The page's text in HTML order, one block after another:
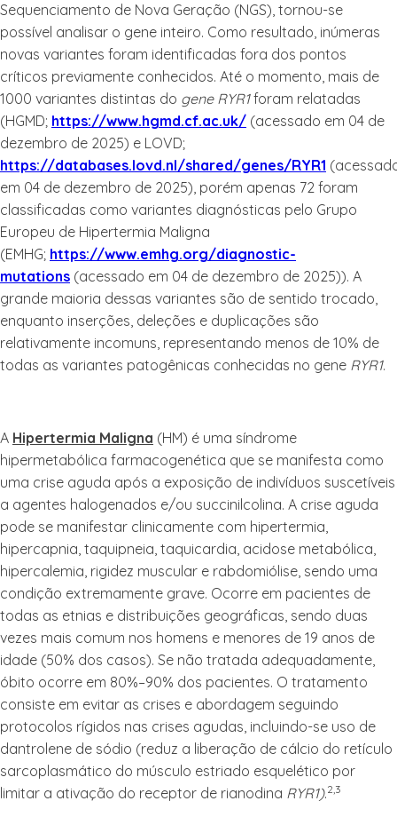
Sequenciamento de Nova Geração (NGS), tornou-se
possível analisar o gene inteiro. Como resultado, inúmeras
novas variantes foram identificadas fora dos pontos
críticos previamente conhecidos. Até o momento, mais de
1000 variantes distintas do gene RYR1foram relatadas
(HGMD; https://www.hgmd.cf.ac.uk/ (acessado em 04 de
dezembro de 2025) e LOVD;
https://databases.lovd.nl/shared/genes/RYR1
em 04 de dezembro de 2025), porém apenas 72 foram
classificadas como variantes diagnósticas pelo Grupo
Europeu de Hipertermia Maligna
(EMHG; https://www.emhg.org/diagnostic-
mutations (acessado em 04 de dezembro de 2025)). A
grande maioria dessas variantes são de sentido trocado,
enquanto inserções, deleções e duplicações são
relativamente incomuns, representando menos de 10% de
todas as variantes patogênicas conhecidas no gene RYR1.
A Hipertermia Maligna (HM) é uma síndrome
hipermetabólica farmacogenética que se manifesta como
uma crise aguda após a exposição de indivíduos suscetíveis
a agentes halogenados e/ou succinilcolina. A crise aguda
pode se manifestar clinicamente com hipertermia,
hipercapnia, taquipneia, taquicardia, acidose metabólica,
hipercalemia, rigidez muscular e rabdomiólise, sendo uma
condição extremamente grave. Ocorre em pacientes de
todas as etnias e distribuições geográficas, sendo duas
vezes mais comum nos homens e menores de 19 anos de
idade (50% dos casos). Se não tratada adequadamente,
óbito ocorre em 80%–90% dos pacientes. O tratamento
consiste em evitar as crises e abordagem seguindo
protocolos rígidos nas crises agudas, incluindo-se uso de
dantrolene de sódio (reduz a liberação de cálcio do retículo
sarcoplasmático do músculo estriado esquelético por
limitar a ativação do receptor de rianodina RYR1).2,3